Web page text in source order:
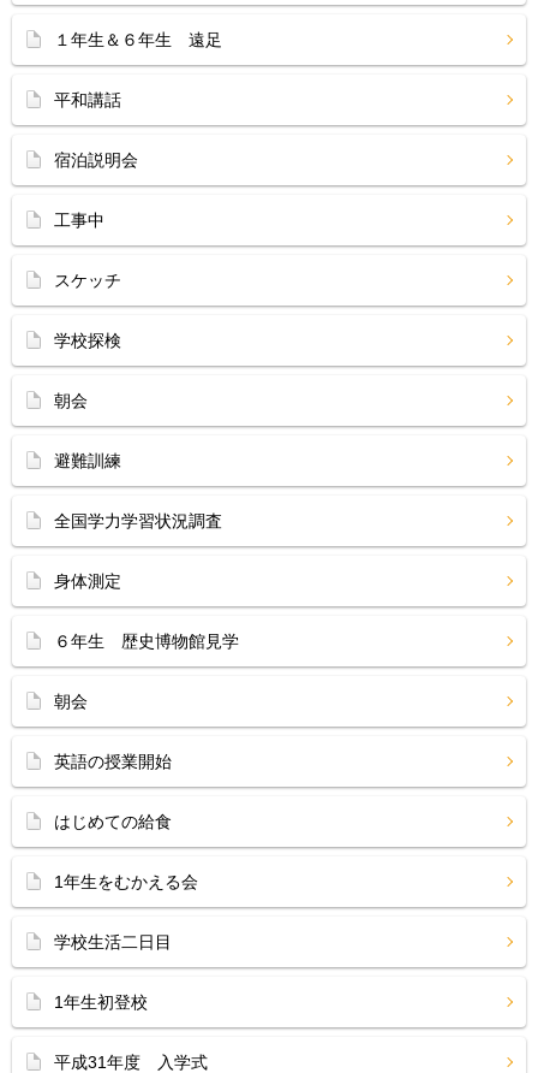
１年生＆６年生 遠足
平和講話
宿泊説明会
工事中
スケッチ
学校探検
朝会
避難訓練
全国学力学習状況調査
身体測定
６年生 歴史博物館見学
朝会
英語の授業開始
はじめての給食
1年生をむかえる会
学校生活二日目
1年生初登校
平成31年度 入学式